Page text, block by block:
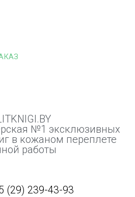
№1 эксклюзивных
в кожаном переплете
работы
(29) 239-43-93